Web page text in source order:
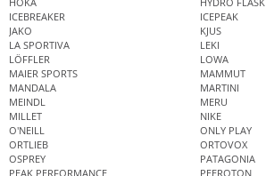
ICEBREAKER
ICEPEAK
JAKO
KJUS
LA SPORTIVA
LEKI
LÖFFLER
LOWA
MAIER SPORTS
MAMMUT
MANDALA
MARTINI
MEINDL
MERU
MILLET
NIKE
O'NEILL
ONLY PLAY
ORTLIEB
ORTOVOX
OSPREY
PATAGONIA
PEAK PERFORMANCE
PEEROTON